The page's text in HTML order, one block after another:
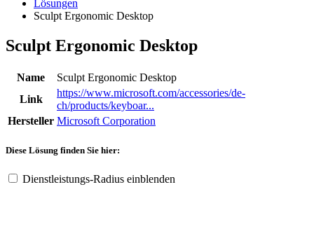
Lösungen
Sculpt Ergonomic Desktop
Sculpt Ergonomic Desktop
Name
Sculpt Ergonomic Desktop
Link
https://www.microsoft.com/accessories/de-
ch/products/keyboar...
Hersteller Microsoft Corporation
Diese Lösung finden Sie hier:
Dienstleistungs-Radius einblenden